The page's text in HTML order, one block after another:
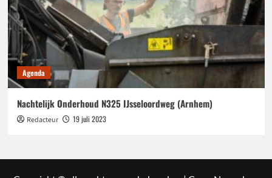
Agenda
Nachtelijk Onderhoud N325 IJsseloordweg (Arnhem)
Redacteur 19 juli 2023